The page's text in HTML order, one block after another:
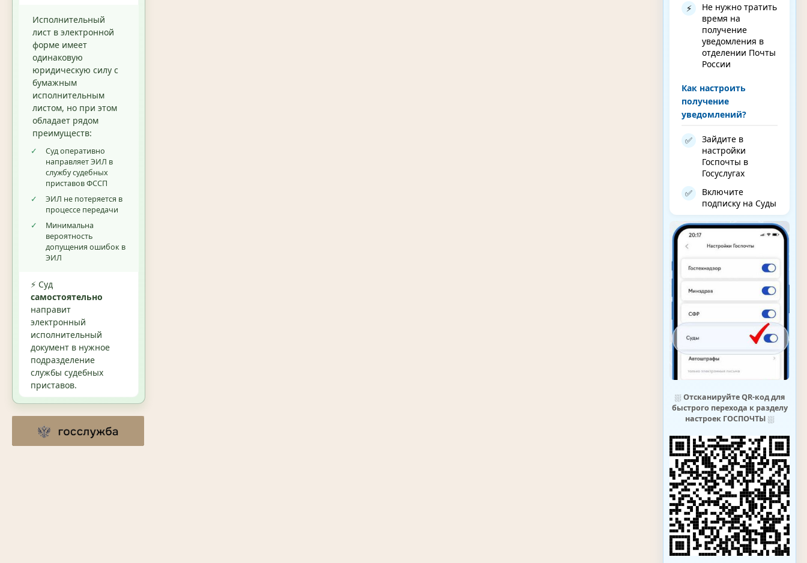
Исполнительный
лист в электронной
форме имеет
одинаковую
юридическую силу с
бумажным
исполнительным
листом, но при этом
обладает рядом
преимуществ:
✓
Суд оперативно
направляет ЭИЛ в
службу судебных
приставов ФССП
✓
ЭИЛ не потеряется в
процессе передачи
✓
Минимальна
вероятность
допущения ошибок в
ЭИЛ
⚡ Суд
самостоятельно
направит
электронный
исполнительный
документ в нужное
подразделение
службы судебных
приставов.
⚡
Не нужно тратить
время на
получение
уведомления в
отделении Почты
России
Как настроить
получение
уведомлений?
✅
Зайдите в
настройки
Госпочты в
Госуслугах
✅
Включите
подписку на Суды
⛆ Отсканируйте QR-код для
быстрого перехода к разделу
настроек ГОСПОЧТЫ⛆